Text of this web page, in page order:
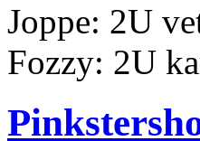
Joppe: 2U
Fozzy: 2U